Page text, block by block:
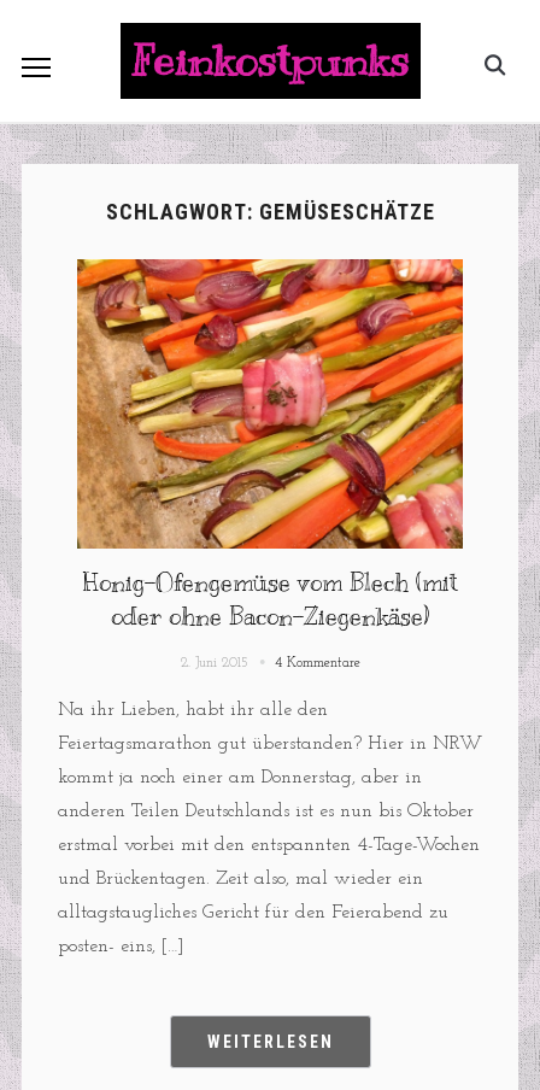
Feinkostpunks
SCHLAGWORT: GEMÜSESCHÄTZE
Honig-Ofengemüse vom Blech (mit
oder ohne Bacon-Ziegenkäse)
2. Juni 2015 4 Kommentare
Na ihr Lieben, habt ihr alle den
Feiertagsmarathon gut überstanden? Hier in NRW
kommt ja noch einer am Donnerstag, aber in
anderen Teilen Deutschlands ist es nun bis Oktober
erstmal vorbei mit den entspannten 4-Tage-Wochen
und Brückentagen. Zeit also, mal wieder ein
alltagstaugliches Gericht für den Feierabend zu
posten- eins, […]
WEITERLESEN